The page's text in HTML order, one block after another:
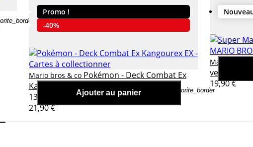
Promo !
-40%
Ajouter au panier favorite_border
Mario bros & co Pokémon - Deck Combat Ex
Kangourex EX
13,14 €
21,90 €
Mario bros &
vert 30 cm
19,90 €